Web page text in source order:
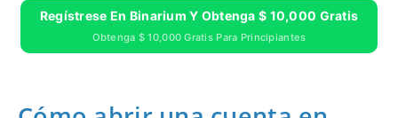
Regístrese En Binarium Y Obtenga $ 10,000 Gratis
Obtenga $ 10,000 Gratis Para Principiantes